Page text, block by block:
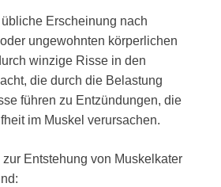
Erscheinung nach
ungewohnten körperlichen
winzige Risse in den
die durch die Belastung
führen zu Entzündungen, die
im Muskel verursachen.
Entstehung von Muskelkater